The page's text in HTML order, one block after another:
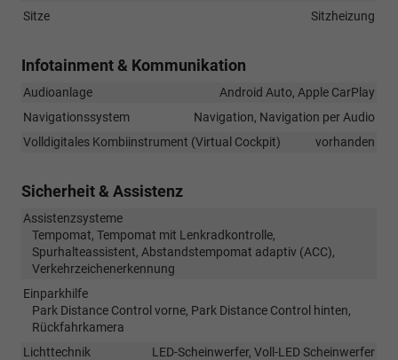
Sitze
Sitzheizung
Infotainment & Kommunikation
Audioanlage
Android Auto, Apple CarPlay
Navigationssystem
Navigation, Navigation per Audio
Volldigitales Kombiinstrument (Virtual Cockpit)
vorhanden
Sicherheit & Assistenz
Assistenzsysteme
Tempomat, Tempomat mit Lenkradkontrolle,
Spurhalteassistent, Abstandstempomat adaptiv (ACC),
Verkehrzeichenerkennung
Einparkhilfe
Park Distance Control vorne, Park Distance Control hinten,
Rückfahrkamera
Lichttechnik
LED-Scheinwerfer, Voll-LED Scheinwerfer